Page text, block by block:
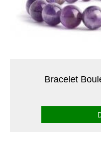
Bracelet